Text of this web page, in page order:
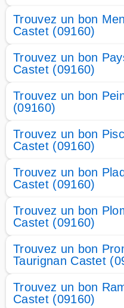
Trouvez un bon
Castet (09160)
Trouvez un bon
Castet (09160)
Trouvez un bon
(09160)
Trouvez un bon
Castet (09160)
Trouvez un bon
Castet (09160)
Trouvez un bon
Castet (09160)
Trouvez un bon
Taurignan Castet
Trouvez un bon
Castet (09160)